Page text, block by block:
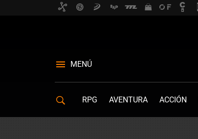
MENÚ
RPG AVENTURA ACCIÓN